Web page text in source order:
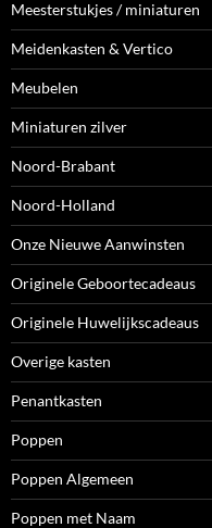
Meesterstukjes / miniaturen
Meidenkasten & Vertico
Meubelen
Miniaturen zilver
Noord-Brabant
Noord-Holland
Onze Nieuwe Aanwinsten
Originele Geboortecadeaus
Originele Huwelijkscadeaus
Overige kasten
Penantkasten
Poppen
Poppen Algemeen
Poppen met Naam